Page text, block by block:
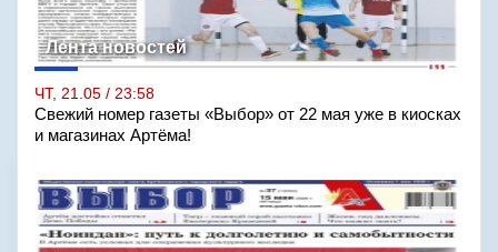
Лента новостей
ЧТ, 21.05 / 23:58
Свежий номер газеты «Выбор» от 22 мая уже в киосках
и магазинах Артёма!